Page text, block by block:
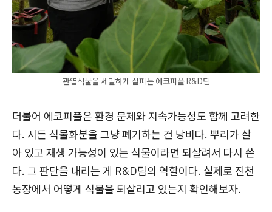
관엽식물을 세밀하게 살피는 에코피플 R&D팀
더불어 에코피플은 환경 문제와 지속가능성도 함께 고려한
다. 시든 식물화분을 그냥 폐기하는 건 낭비다. 뿌리가 살
아 있고 재생 가능성이 있는 식물이라면 되살려서 다시 쓴
다. 그 판단을 내리는 게 R&D팀의 역할이다. 실제로 진천
농장에서 어떻게 식물을 되살리고 있는지 확인해보자.